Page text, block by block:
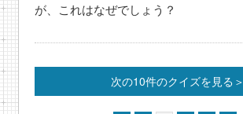
が、これはなぜでしょう？
次の10件のクイズを見る＞